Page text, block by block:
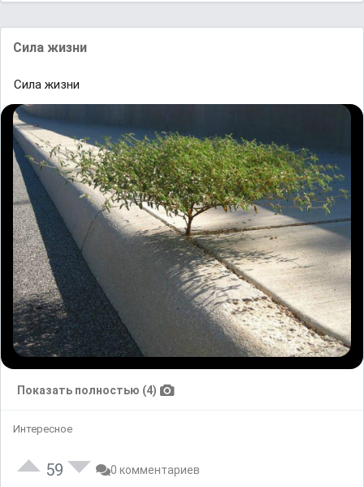
Сила жизни
Сила жизни
Показать полностью (4)
Интересное
59 0 комментариев